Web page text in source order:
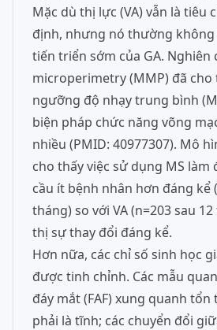
Mặc dù thị lực (VA) vẫn là tiêu
định, nhưng nó thường không
tiến triển sớm của GA. Nghiên
microperimetry (MMP) đã cho
ngưỡng độ nhạy trung bình
biện pháp chức năng võng
nhiều (PMID: 40977307). Mô
cho thấy việc sử dụng MS làm
cầu ít bệnh nhân hơn đáng kể
tháng) so với VA (n=203 sau
thị sự thay đổi đáng kể.
Hơn nữa, các chỉ số sinh học
được tinh chỉnh. Các mẫu
đáy mắt (FAF) xung quanh
phải là tĩnh; các chuyển đổi